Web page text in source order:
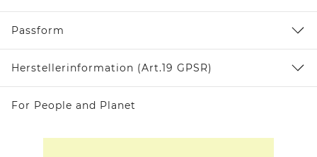
Passform
Herstellerinformation (Art.19 GPSR)
For People and Planet